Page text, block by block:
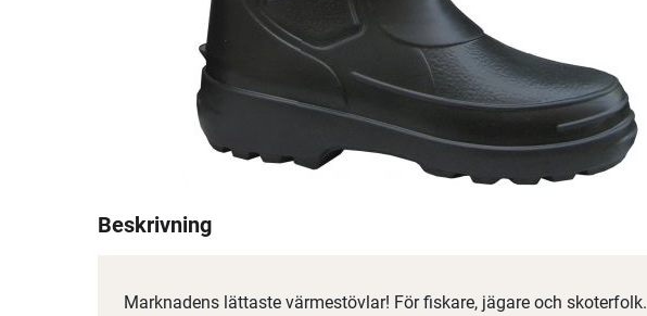
Beskrivning
Marknadens lättaste värmestövlar! För fiskare, jägare och skoterfolk.